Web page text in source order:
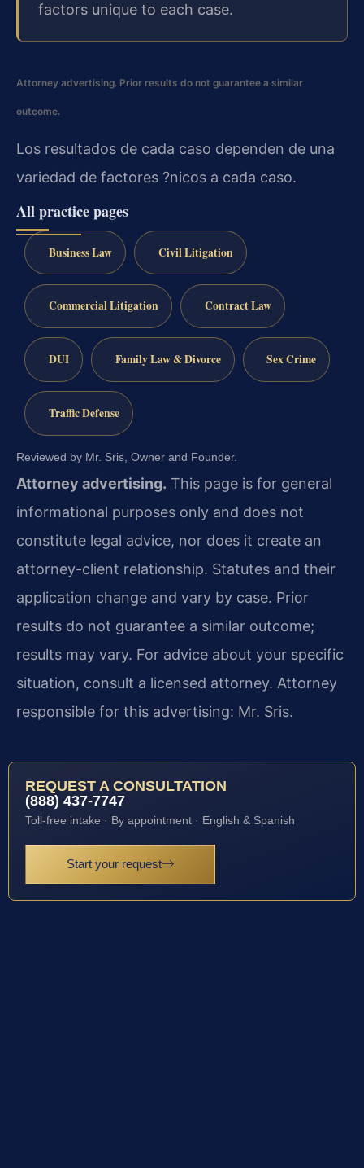
factors unique to each case.
Attorney advertising. Prior results do not guarantee a similar
outcome.
Los resultados de cada caso dependen de una
variedad de factores ?nicos a cada caso.
All practice pages
Business Law Civil Litigation
Commercial Litigation Contract Law
DUI Family Law & Divorce Sex Crime
Traffic Defense
Reviewed by Mr. Sris, Owner and Founder.
Attorney advertising. This page is for general
informational purposes only and does not
constitute legal advice, nor does it create an
attorney-client relationship. Statutes and their
application change and vary by case. Prior
results do not guarantee a similar outcome;
results may vary. For advice about your specific
situation, consult a licensed attorney. Attorney
responsible for this advertising: Mr. Sris.
REQUEST A CONSULTATION
(888) 437-7747
Toll-free intake · By appointment · English & Spanish
Start your request